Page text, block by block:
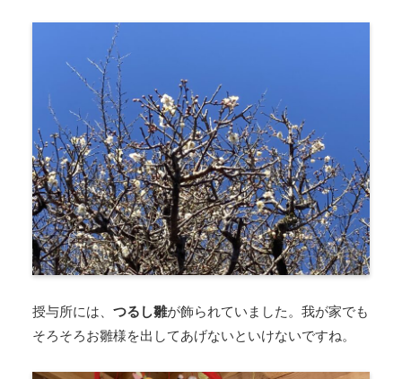
授与所には、 つるし雛が飾られていました。我が家でも
そろそろお雛様を出してあげないといけないですね。